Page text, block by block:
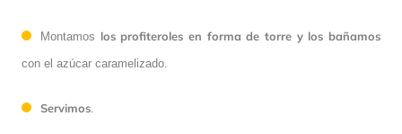
Montamos los profiteroles en forma de torre y los bañamos
con el azúcar caramelizado.
Servimos